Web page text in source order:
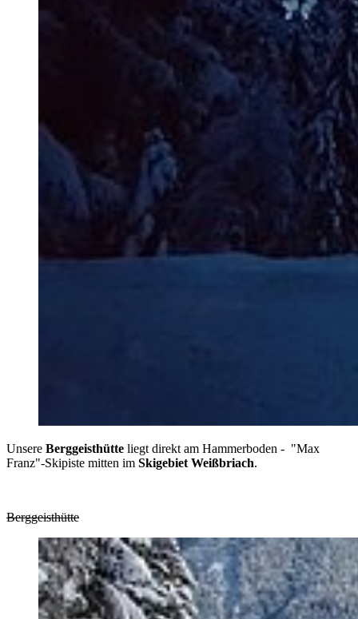
Unsere Berggeisthütte liegt direkt am Hammerboden - "Max
Franz"-Skipiste mitten im Skigebiet Weißbriach.
Berggeisthütte